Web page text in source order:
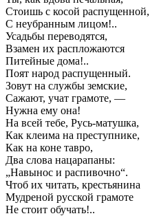
Стоишь с косой распущенной,
С неубранным лицом!..
Усадьбы переводятся,
Взамен их распложаются
Питейные дома!..
Поят народ распущенный.
Зовут на службы земские,
Сажают, учат грамоте, —
Нужна ему она!
На всей тебе, Русь-матушка,
Как клеима на преступнике,
Как на коне тавро,
Два слова нацарапаны:
„Навынос и распивочно“.
Чтоб их читать, крестьянина
Мудреной русской грамоте
Не стоит обучать!..